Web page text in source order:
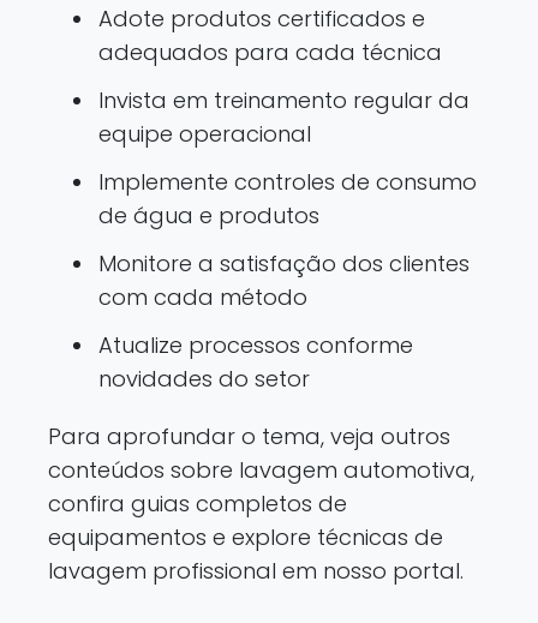
Adote produtos certificados e
adequados para cada técnica
Invista em treinamento regular da
equipe operacional
Implemente controles de consumo
de água e produtos
Monitore a satisfação dos clientes
com cada método
Atualize processos conforme
novidades do setor
Para aprofundar o tema, veja outros
conteúdos sobre lavagem automotiva,
confira guias completos de
equipamentos e explore técnicas de
lavagem profissional em nosso portal.